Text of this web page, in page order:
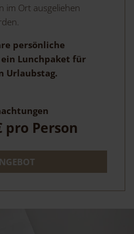
im Ort ausgeliehen
persönliche
Lunchpaket für
Urlaubstag.
pro Person